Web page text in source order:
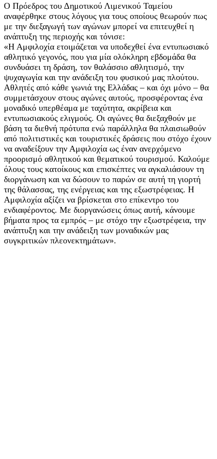
Ο Πρόεδρος του Δημοτικού Λιμενικού Ταμείου
αναφέρθηκε στους λόγους για τους οποίους θεωρούν πως
με την διεξαγωγή των αγώνων μπορεί να επιτευχθεί η
ανάπτυξη της περιοχής και τόνισε:
«Η Αμφιλοχία ετοιμάζεται να υποδεχθεί ένα εντυπωσιακό
αθλητικό γεγονός, που για μία ολόκληρη εβδομάδα θα
συνδυάσει τη δράση, τον θαλάσσιο αθλητισμό, την
ψυχαγωγία και την ανάδειξη του φυσικού μας πλούτου.
Αθλητές από κάθε γωνιά της Ελλάδας – και όχι μόνο – θα
συμμετάσχουν στους αγώνες αυτούς, προσφέροντας ένα
μοναδικό υπερθέαμα με ταχύτητα, ακρίβεια και
εντυπωσιακούς ελιγμούς. Οι αγώνες θα διεξαχθούν με
βάση τα διεθνή πρότυπα ενώ παράλληλα θα πλαισιωθούν
από πολιτιστικές και τουριστικές δράσεις που στόχο έχουν
να αναδείξουν την Αμφιλοχία ως έναν ανερχόμενο
προορισμό αθλητικού και θεματικού τουρισμού. Καλούμε
όλους τους κατοίκους και επισκέπτες να αγκαλιάσουν τη
διοργάνωση και να δώσουν το παρών σε αυτή τη γιορτή
της θάλασσας, της ενέργειας και της εξωστρέφειας. Η
Αμφιλοχία αξίζει να βρίσκεται στο επίκεντρο του
ενδιαφέροντος. Με διοργανώσεις όπως αυτή, κάνουμε
βήματα προς τα εμπρός – με στόχο την εξωστρέφεια, την
ανάπτυξη και την ανάδειξη των μοναδικών μας
συγκριτικών πλεονεκτημάτων».